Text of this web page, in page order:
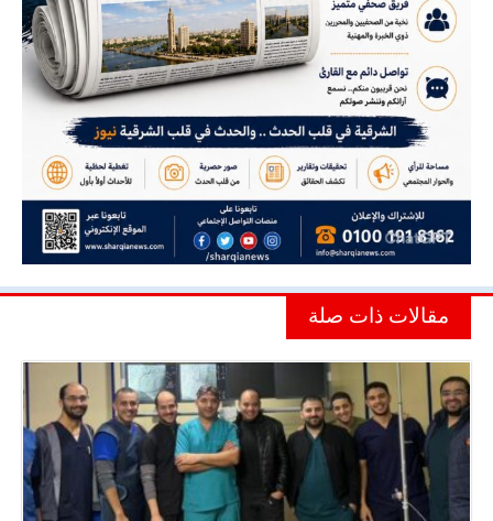
مقالات ذات صلة